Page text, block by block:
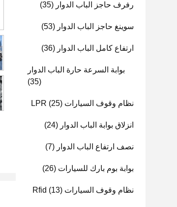
رفرف حاجز الباب الدوار (35)
سوينغ حاجز الباب الدوار (53)
ارتفاع كامل الباب الدوار (36)
بوابة السرعة حارة الباب الدوار
(35)
نظام وقوف السيارات LPR (25)
انزلاق بوابة الباب الدوار (24)
نصف ارتفاع الباب الدوار (7)
بوابة بوم بارك للسيارات (26)
نظام وقوف السيارات Rfid (13)